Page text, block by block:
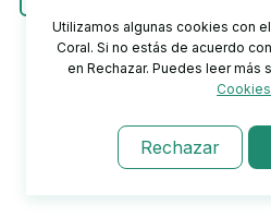
Utilizamos algunas cookies con
Coral. Si no estás de acuerdo
en Rechazar. Puedes leer más
Cookies
Rechazar